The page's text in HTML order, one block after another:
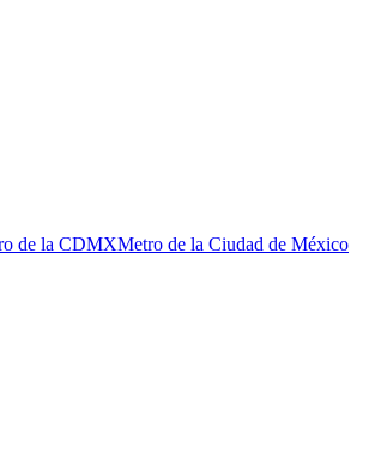
de la CDMXMetro de la Ciudad de México